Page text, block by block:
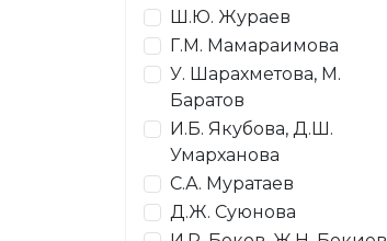
Ш.Ю. Жураев
Г.М. Мамараимова
У. Шарахметова, М.
Баратов
И.Б. Якубова, Д.Ш.
Умарханова
С.А. Муратаев
Д.Ж. Суюнова